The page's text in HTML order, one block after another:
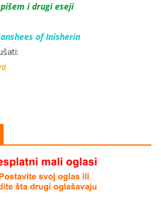
i drugi eseji
of Inisherin